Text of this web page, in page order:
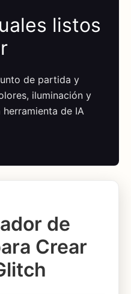
listos
de partida y
iluminación y
de IA
de
Crear